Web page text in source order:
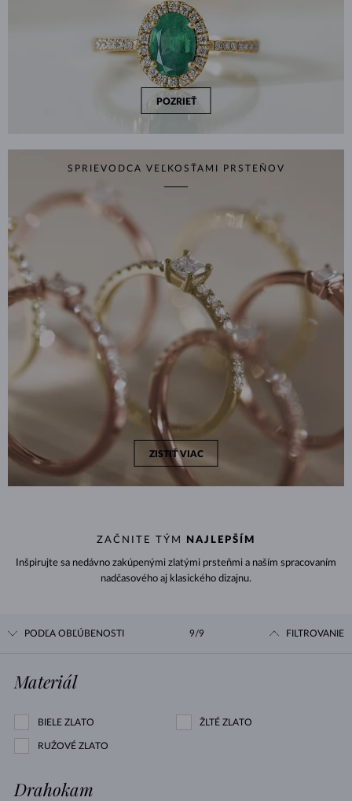
POZRIEŤ
SPRIEVODCA VEĽKOSŤAMI PRSTEŇOV
ZISTIŤ VIAC
ZAČNITE TÝM NAJLEPŠÍM
Inšpirujte sa nedávno zakúpenými zlatými prsteňmi a naším spracovaním
nadčasového aj klasického dizajnu.
PODĽA OBĽÚBENOSTI 9/9 FILTROVANIE
Materiál
BIELE ZLATO ŽLTÉ ZLATO
RUŽOVÉ ZLATO
Drahokam